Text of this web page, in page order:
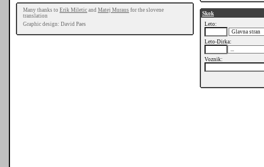
Many thanks to Erik Miletic and Matej Muraus for the slovene
translation
Graphic design: David Paes
Skok
Leto:
Leto-Dirka:
Voznik: